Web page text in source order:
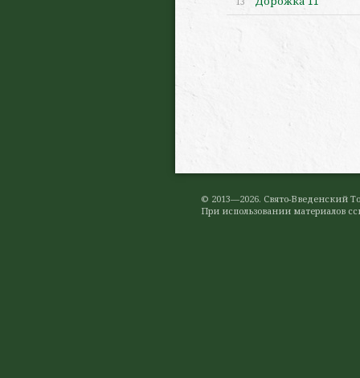
© 2013—2026. Свято-Введенский
При использовании материалов